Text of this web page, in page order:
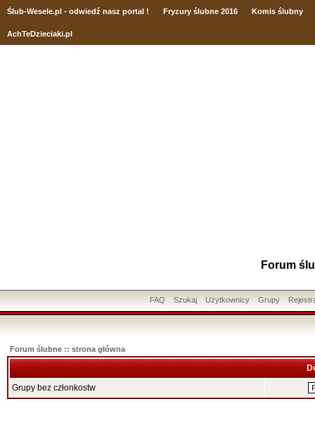
Ślub-Wesele.pl - odwiedź nasz portal ! Fryzury ślubne 2016 Komis ślubny
AchTeDzieciaki.pl
Forum
FAQ Szukaj Użytkownicy Grupy
Forum ślubne :: strona główna
Grupy bez członkostw